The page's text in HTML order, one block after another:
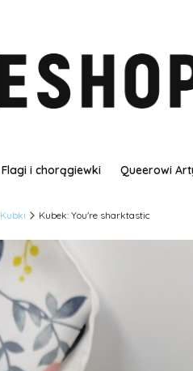
Flagi i chorągiewki Queerowi
Kubki Kubek: You're sharktastic